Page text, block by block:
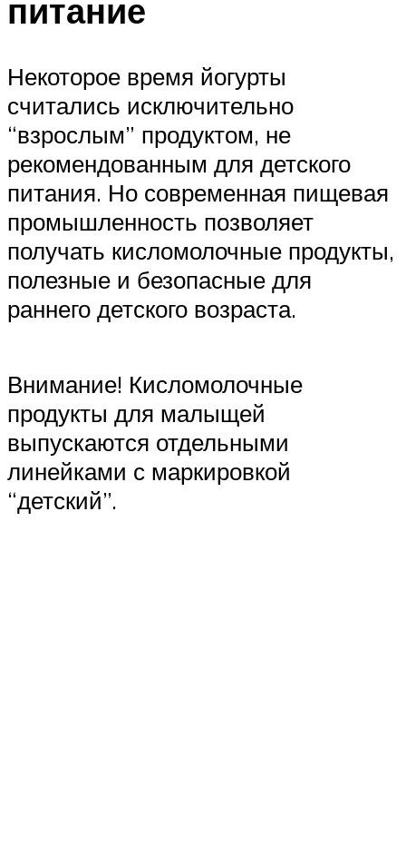
питание
Некоторое время йогурты
считались исключительно
“взрослым” продуктом, не
рекомендованным для детского
питания. Но современная пищевая
промышленность позволяет
получать кисломолочные продукты,
полезные и безопасные для
раннего детского возраста.
Внимание! Кисломолочные
продукты для малыщей
выпускаются отдельными
линейками с маркировкой
“детский”.